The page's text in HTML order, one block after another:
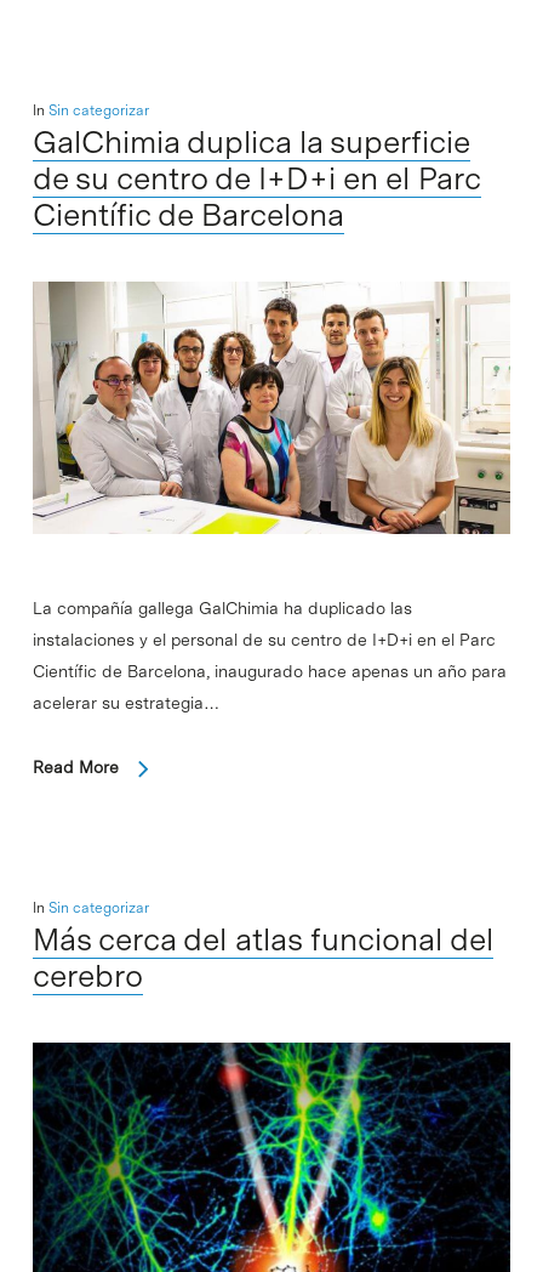
In Sin categorizar
GalChimia duplica la superficie
de su centro de I+D+i en el Parc
Científic de Barcelona
La compañía gallega GalChimia ha duplicado las
instalaciones y el personal de su centro de I+D+i en el Parc
Científic de Barcelona, inaugurado hace apenas un año para
acelerar su estrategia…
Read More
In Sin categorizar
Más cerca del atlas funcional del
cerebro